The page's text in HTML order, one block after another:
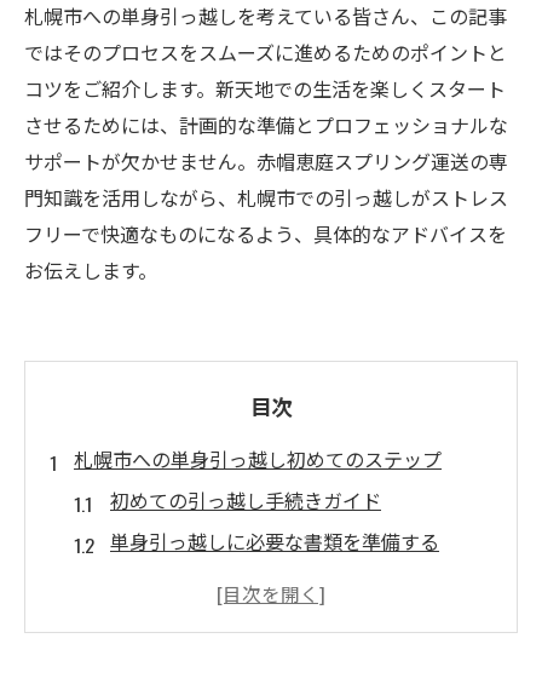
札幌市への単身引っ越しを考えている皆さん、この記事
ではそのプロセスをスムーズに進めるためのポイントと
コツをご紹介します。新天地での生活を楽しくスタート
させるためには、計画的な準備とプロフェッショナルな
サポートが欠かせません。赤帽恵庭スプリング運送の専
門知識を活用しながら、札幌市での引っ越しがストレス
フリーで快適なものになるよう、具体的なアドバイスを
お伝えします。
目次
札幌市への単身引っ越し初めてのステップ
初めての引っ越し手続きガイド
単身引っ越しに必要な書類を準備する
引っ越し業者選びのポイント